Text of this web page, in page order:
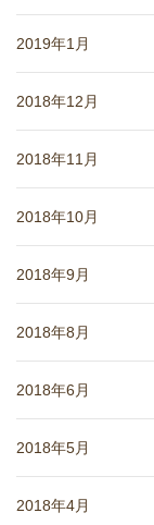
2019年1月
2018年12月
2018年11月
2018年10月
2018年9月
2018年8月
2018年6月
2018年5月
2018年4月